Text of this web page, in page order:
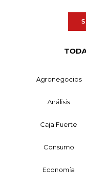
Agronegocios
Análisis
Caja Fuerte
Consumo
Economía